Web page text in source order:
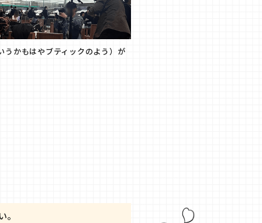
うかもはやブティックのよう）が
。